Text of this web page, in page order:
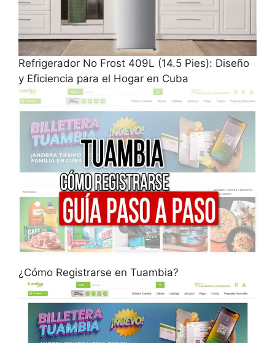
Refrigerador No Frost 409L (14.5 Pies): Diseño
y Eficiencia para el Hogar en Cuba
¿Cómo Registrarse en Tuambia?